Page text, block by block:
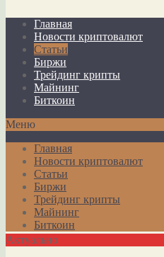
Главная
Новости криптовалют
Статьи
Биржи
Трейдинг крипты
Майнинг
Биткоин
Меню
Главная
Новости криптовалют
Статьи
Биржи
Трейдинг крипты
Майнинг
Биткоин
Актуально